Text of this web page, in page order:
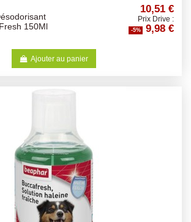
150Ml
10,51 €
Prix Drive :
-5% 9,98 €
Ajouter au panier